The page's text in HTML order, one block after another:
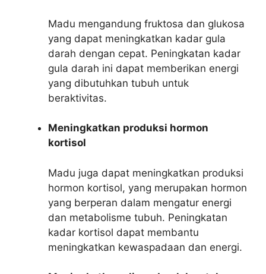
Madu mengandung fruktosa dan glukosa
yang dapat meningkatkan kadar gula
darah dengan cepat. Peningkatan kadar
gula darah ini dapat memberikan energi
yang dibutuhkan tubuh untuk
beraktivitas.
Meningkatkan produksi hormon
kortisol
Madu juga dapat meningkatkan produksi
hormon kortisol, yang merupakan hormon
yang berperan dalam mengatur energi
dan metabolisme tubuh. Peningkatan
kadar kortisol dapat membantu
meningkatkan kewaspadaan dan energi.